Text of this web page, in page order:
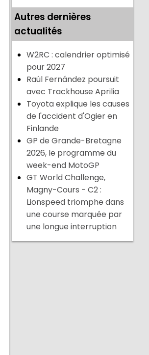
Autres dernières
actualités
W2RC : calendrier optimisé
pour 2027
Raúl Fernández poursuit
avec Trackhouse Aprilia
Toyota explique les causes
de l'accident d'Ogier en
Finlande
GP de Grande-Bretagne
2026, le programme du
week-end MotoGP
GT World Challenge,
Magny-Cours - C2 :
Lionspeed triomphe dans
une course marquée par
une longue interruption